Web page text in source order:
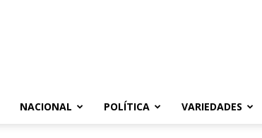
NACIONAL POLÍTICA VARIEDADES